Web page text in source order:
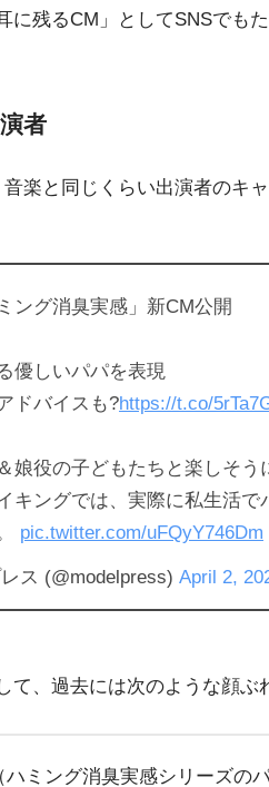
に残るCM」としてSNSでも
者
楽と同じくらい出演者のキ
ング消臭実感」新CM公開
優しいパパを表現
ドバイスも?https://t.co/
娘役の子どもたちと楽しそ
キングでは、実際に私生活
pic.twitter.com/uFQyY746Dm
ス (@modelpress) April 2,
て、過去には次のような顔ぶ
ミング消臭実感シリーズのパ